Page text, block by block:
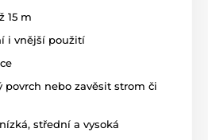
15 m
i vnější použití
povrch nebo zavěsit strom či
střední a vysoká